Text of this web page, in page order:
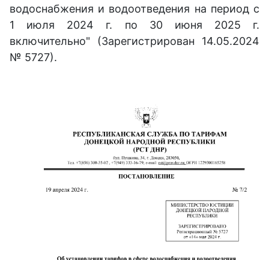
водоснабжения и водоотведения на период с
1 июля 2024 г. по 30 июня 2025 г.
включительно" (Зарегистрирован 14.05.2024
№ 5727).